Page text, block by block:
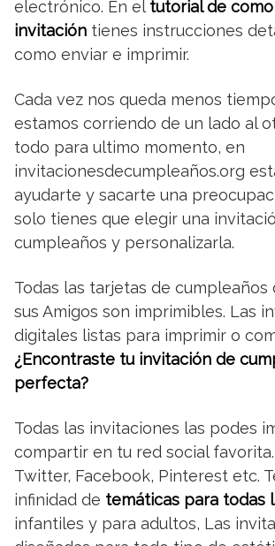
electrónico. En el tutorial de
invitación tienes instrucciones
como enviar e imprimir.
Cada vez nos queda menos
estamos corriendo de un lado al
todo para ultimo momento, en
invitacionesdecumpleaños.org
ayudarte y sacarte una
solo tienes que elegir una
cumpleaños y personalizarla.
Todas las tarjetas de cumpleaños
sus Amigos son imprimibles. Las
digitales listas para imprimir o
¿Encontraste tu invitación de
perfecta?
Todas las invitaciones las podes
compartir en tu red social
Twitter, Facebook, Pinterest etc.
infinidad de temáticas para todas
infantiles y para adultos, Las